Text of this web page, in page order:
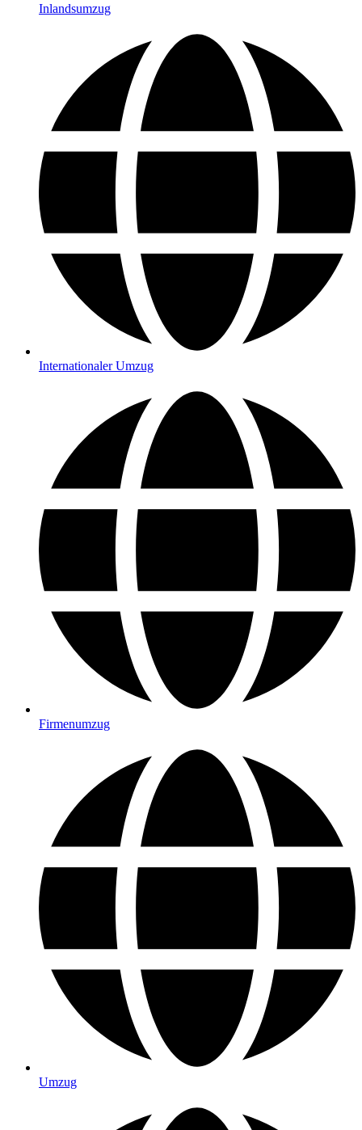
Inlandsumzug
Internationaler Umzug
Firmenumzug
Umzug